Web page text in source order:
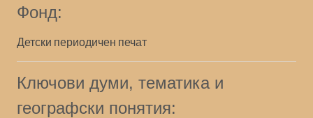
Фонд:
Детски периодичен печат
Ключови думи, тематика и
географски понятия: